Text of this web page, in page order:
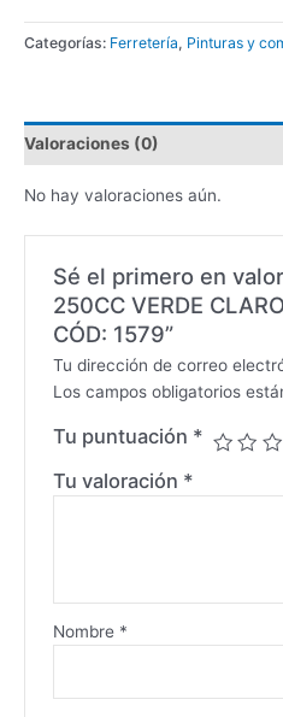
Categorías: Ferretería, Pinturas y
Valoraciones (0)
No hay valoraciones aún.
Sé el primero en
250CC VERDE
CÓD: 1579”
Tu dirección de correo
Los campos obligatorios
Tu puntuación *
Tu valoración *
Nombre *